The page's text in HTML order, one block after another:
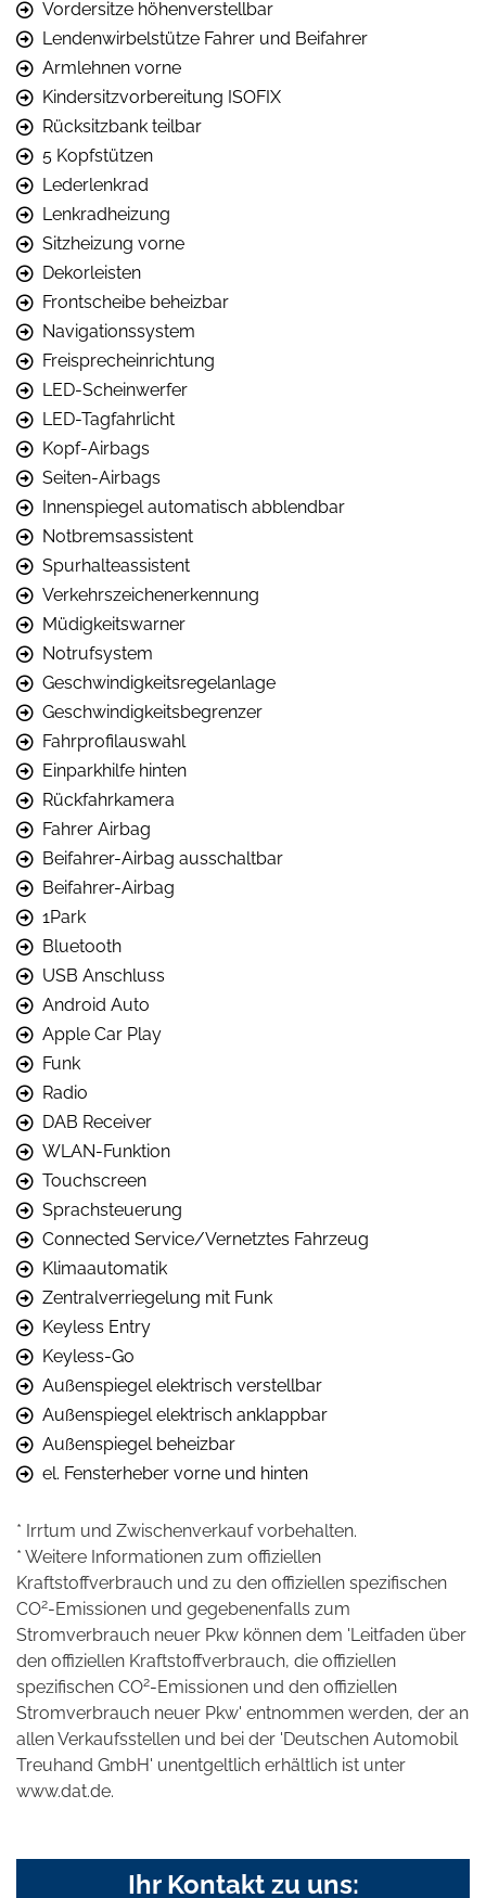
Vordersitze höhenverstellbar
Lendenwirbelstütze Fahrer und Beifahrer
Armlehnen vorne
Kindersitzvorbereitung ISOFIX
Rücksitzbank teilbar
5 Kopfstützen
Lederlenkrad
Lenkradheizung
Sitzheizung vorne
Dekorleisten
Frontscheibe beheizbar
Navigationssystem
Freisprecheinrichtung
LED-Scheinwerfer
LED-Tagfahrlicht
Kopf-Airbags
Seiten-Airbags
Innenspiegel automatisch abblendbar
Notbremsassistent
Spurhalteassistent
Verkehrszeichenerkennung
Müdigkeitswarner
Notrufsystem
Geschwindigkeitsregelanlage
Geschwindigkeitsbegrenzer
Fahrprofilauswahl
Einparkhilfe hinten
Rückfahrkamera
Fahrer Airbag
Beifahrer-Airbag ausschaltbar
Beifahrer-Airbag
1Park
Bluetooth
USB Anschluss
Android Auto
Apple Car Play
Funk
Radio
DAB Receiver
WLAN-Funktion
Touchscreen
Sprachsteuerung
Connected Service/Vernetztes Fahrzeug
Klimaautomatik
Zentralverriegelung mit Funk
Keyless Entry
Keyless-Go
Außenspiegel elektrisch verstellbar
Außenspiegel elektrisch anklappbar
Außenspiegel beheizbar
el. Fensterheber vorne und hinten
* Irrtum und Zwischenverkauf vorbehalten.
* Weitere Informationen zum offiziellen
Kraftstoffverbrauch und zu den offiziellen spezifischen
CO2-Emissionen und gegebenenfalls zum
Stromverbrauch neuer Pkw können dem 'Leitfaden über
den offiziellen Kraftstoffverbrauch, die offiziellen
spezifischen CO2-Emissionen und den offiziellen
Stromverbrauch neuer Pkw' entnommen werden, der an
allen Verkaufsstellen und bei der 'Deutschen Automobil
Treuhand GmbH' unentgeltlich erhältlich ist unter
www.dat.de.
Ihr Kontakt zu uns: